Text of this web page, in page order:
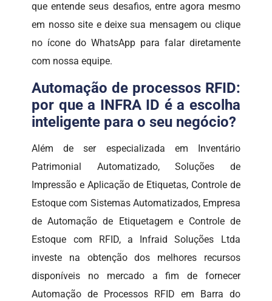
que entende seus desafios, entre agora mesmo
em nosso site e deixe sua mensagem ou clique
no ícone do WhatsApp para falar diretamente
com nossa equipe.
Automação de processos RFID:
por que a INFRA ID é a escolha
inteligente para o seu negócio?
Além de ser especializada em Inventário
Patrimonial Automatizado, Soluções de
Impressão e Aplicação de Etiquetas, Controle de
Estoque com Sistemas Automatizados, Empresa
de Automação de Etiquetagem e Controle de
Estoque com RFID, a Infraid Soluções Ltda
investe na obtenção dos melhores recursos
disponíveis no mercado a fim de fornecer
Automação de Processos RFID em Barra do